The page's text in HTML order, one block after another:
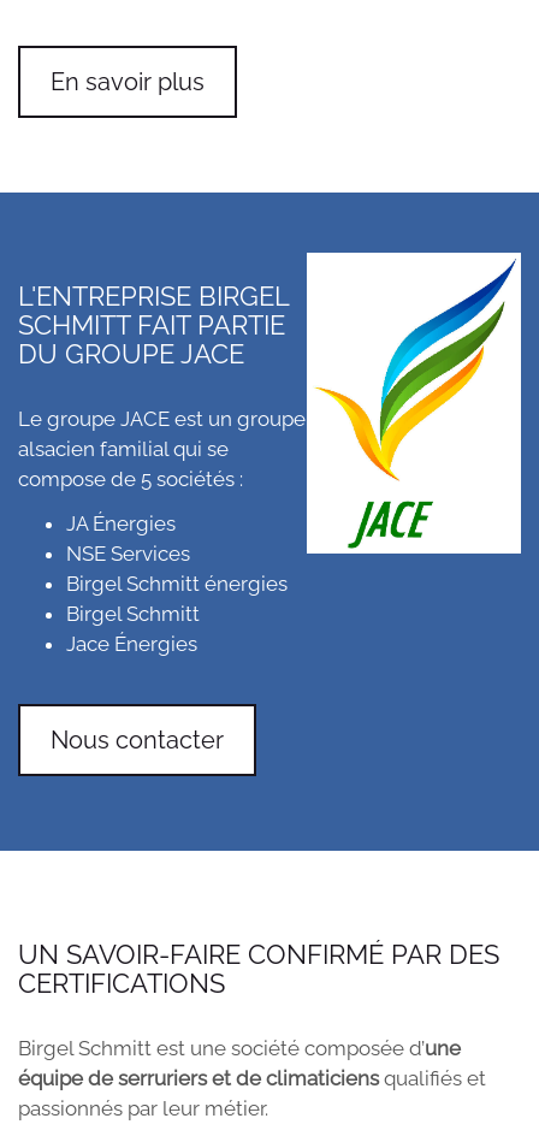
En savoir plus
L'ENTREPRISE BIRGEL
SCHMITT FAIT PARTIE
DU GROUPE JACE
Le groupe JACE est un groupe
alsacien familial qui se
compose de 5 sociétés :
JA Énergies
NSE Services
Birgel Schmitt énergies
Birgel Schmitt
Jace Énergies
Nous contacter
UN SAVOIR-FAIRE CONFIRMÉ PAR DES
CERTIFICATIONS
Birgel Schmitt est une société composée d’une
équipe de serruriers et de climaticiensqualifiés et
passionnés par leur métier.